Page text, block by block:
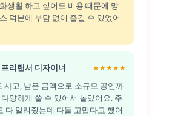
생활 하고 싶어도 비용 때문에 망
덕분에 부담 없이 즐길 수 있었어
프리랜서 디자이너 ★★★★★
사고, 남은 금액으로 소규모 공연까
양하게 쓸 수 있어서 놀랐어요. 주
다 알려줬는데 다들 고맙다고 했어